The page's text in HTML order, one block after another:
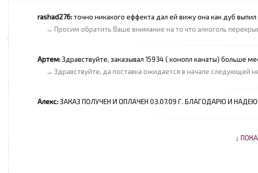
rashad276:точно никакого еффекта дал ей вижу она как дуб выпил
→ Просим обратить Ваше внимание на то что алкоголь
Артем:Здравствуйте, заказывал 15934 ( конопл канаты) больше
→ Здравствуйте, да поставка ожидается в начале следующей
Алекс:ЗАКАЗ ПОЛУЧЕН И ОПЛАЧЕН 03.07.09 Г. БЛАГОДАРЮ И
↓